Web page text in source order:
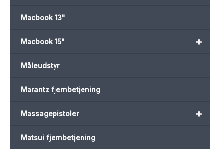
Macbook 13"
+
Macbook 15"
Måleudstyr
Marantz fjernbetjening
+
Massagepistoler
Matsui fjernbetjening